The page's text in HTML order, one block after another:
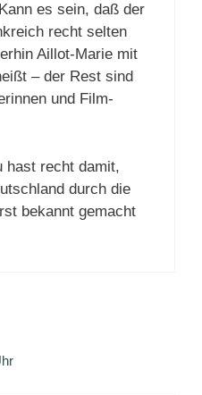
es sein, daß der
recht selten
Aillot-Marie mit
– der Rest sind
und Film-
hast recht damit,
durch die
bekannt gemacht